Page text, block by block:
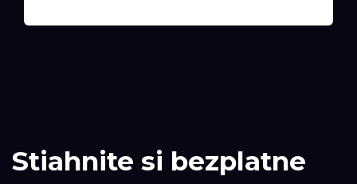
Stiahnite si bezplatne